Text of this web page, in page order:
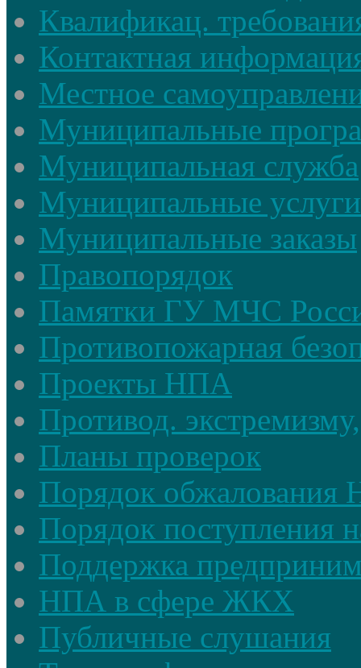
Квалификац.
Контактная
Местное
Муниципальные
Муниципальная служба
Муниципальные услуги
Муниципальные заказы
Правопорядок
Памятки ГУ МЧС
Противопожарная
Проекты НПА
Противод.
Планы проверок
Порядок
Порядок поступления
Поддержка
НПА в сфере ЖКХ
Публичные слушания